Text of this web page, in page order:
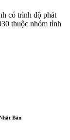
có trình độ phát
thuộc nhóm tỉnh
Bản